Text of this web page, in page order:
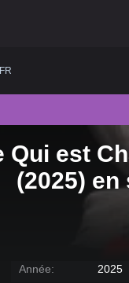
2015
2014
Qui est
(2025)
Année:
2025